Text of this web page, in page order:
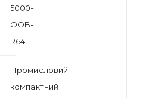
5000-
OOB-
R64
Промисловий
компактний